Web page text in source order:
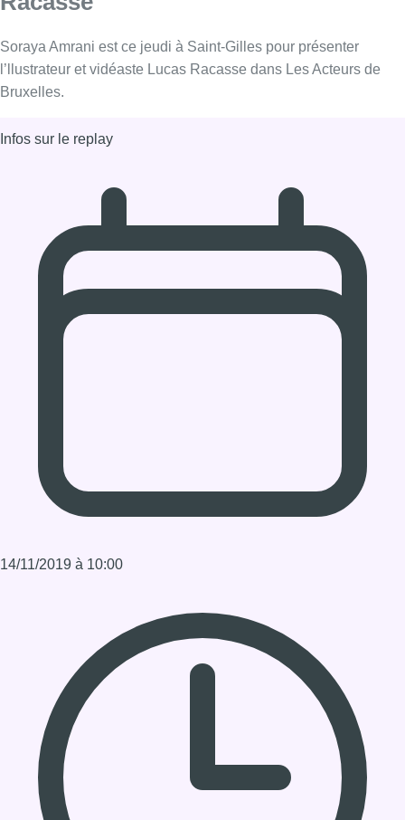
14/11/2019 à 10:00
Durée : 1:14:46
Partager l'émission
Facebook
Twitter